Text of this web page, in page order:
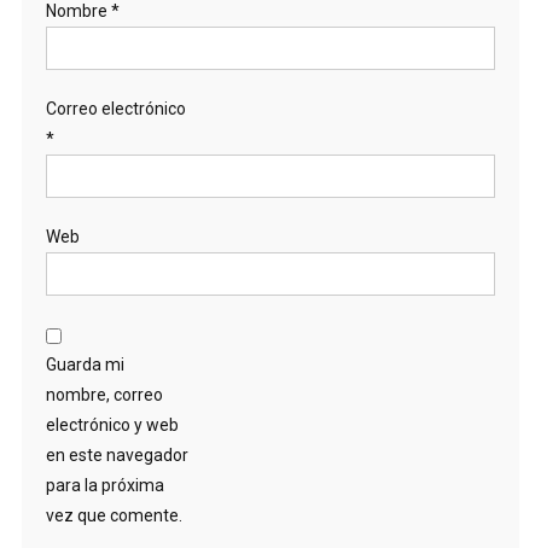
Nombre *
Correo electrónico
*
Web
Guarda mi
nombre, correo
electrónico y web
en este navegador
para la próxima
vez que comente.